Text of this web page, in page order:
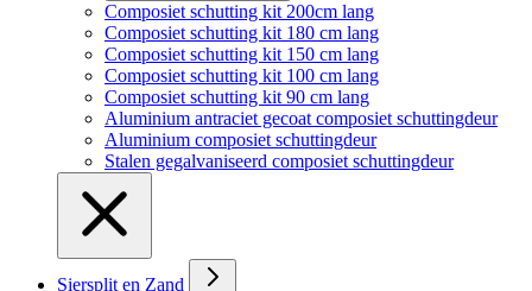
Composiet schutting kit 200cm lang
Composiet schutting kit 180 cm lang
Composiet schutting kit 150 cm lang
Composiet schutting kit 100 cm lang
Composiet schutting kit 90 cm lang
Aluminium antraciet gecoat composiet schuttingdeur
Aluminium composiet schuttingdeur
Stalen gegalvaniseerd composiet schuttingdeur
Siersplit en Zand